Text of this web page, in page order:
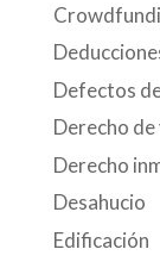
Defectos
Derecho
Derecho
Desahucio
Edificación